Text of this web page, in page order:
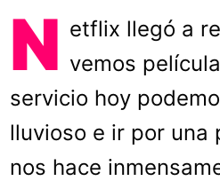
N etflix llegó a
vemos
servicio hoy
lluvioso e ir por
nos hace